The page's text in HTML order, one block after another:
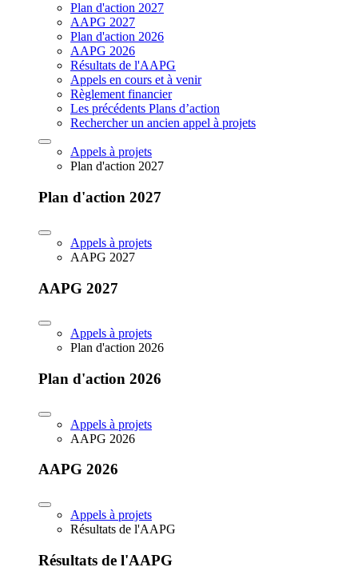
Plan d'action 2027
AAPG 2027
Plan d'action 2026
AAPG 2026
Résultats de l'AAPG
Appels en cours et à venir
Règlement financier
Les précédents Plans d’action
Rechercher un ancien appel à projets
Appels à projets
Plan d'action 2027
Plan d'action 2027
Appels à projets
AAPG 2027
AAPG 2027
Appels à projets
Plan d'action 2026
Plan d'action 2026
Appels à projets
AAPG 2026
AAPG 2026
Appels à projets
Résultats de l'AAPG
Résultats de l'AAPG